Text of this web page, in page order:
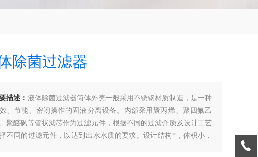
除菌过滤器
描述： 液体除菌过滤器筒体外壳一般采用不锈钢材质制造，是一种
、节能、密闭操作的固液分离设备。内部采用聚丙烯、聚四氟乙
聚醚砜等管状滤芯作为过滤元件，根据不同的过滤介质及设计工艺
不同的过滤元件，以达到出水水质的要求。设计结构*，体积小，